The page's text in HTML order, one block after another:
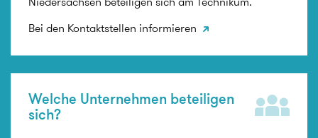
Bei den Kontaktstellen informieren
Welche Unternehmen beteiligen
sich?